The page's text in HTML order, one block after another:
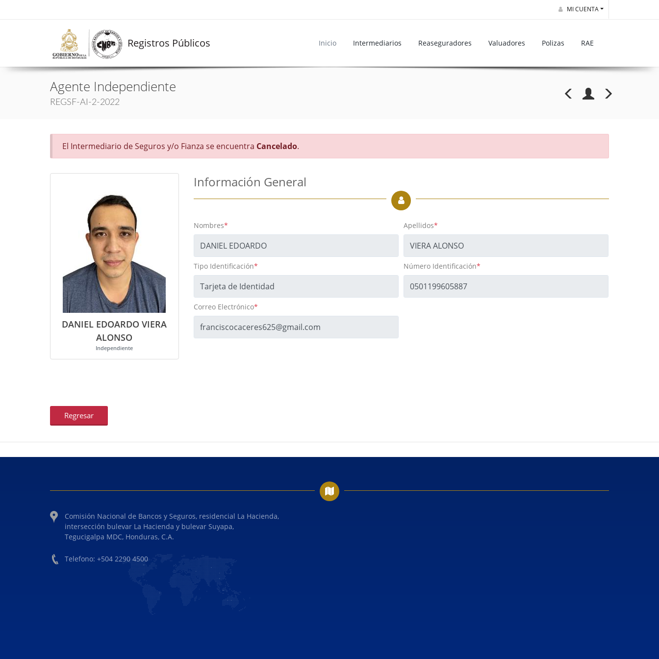
MI CUENTA
Registros Públicos Inicio Intermediarios Reaseguradores Valuadores Polizas RAE
Agente Independiente
REGSF-AI-2-2022
El Intermediario de Seguros y/o Fianza se encuentra Cancelado.
DANIEL EDOARDO VIERA
ALONSO
Independiente
Información General
Nombres* Apellidos*
Tipo Identificación* Número Identificación*
Correo Electrónico*
Regresar
Comisión Nacional de Bancos y Seguros, residencial La Hacienda,
intersección bulevar La Hacienda y bulevar Suyapa,
Tegucigalpa MDC, Honduras, C.A.
Telefono: +504 2290 4500